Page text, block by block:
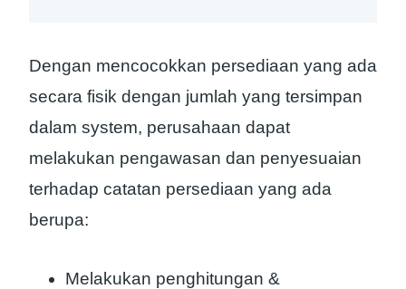
Dengan mencocokkan persediaan yang ada
secara fisik dengan jumlah yang tersimpan
dalam system, perusahaan dapat
melakukan pengawasan dan penyesuaian
terhadap catatan persediaan yang ada
berupa:
Melakukan penghitungan &